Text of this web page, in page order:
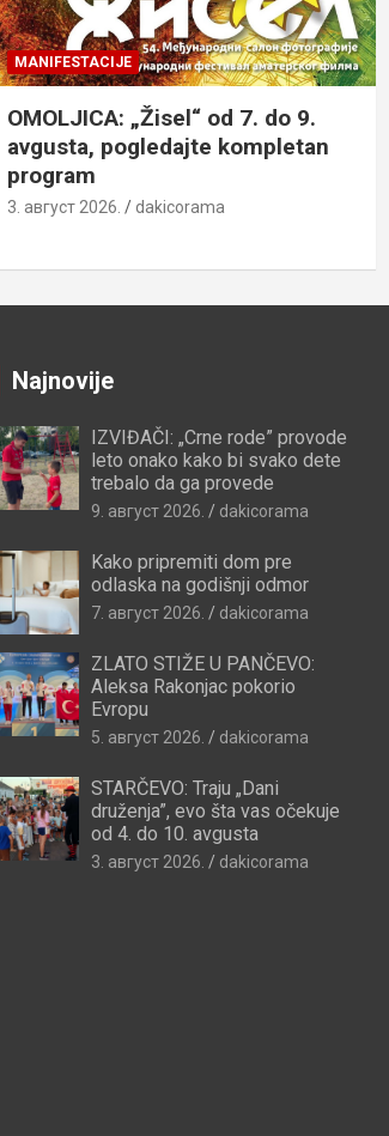
MANIFESTACIJE
OMOLJICA: „Žisel“ od 7. do 9.
avgusta, pogledajte kompletan
program
3. август 2026. dakicorama
Najnovije
IZVIĐAČI: „Crne rode” provode
leto onako kako bi svako dete
trebalo da ga provede
9. август 2026. dakicorama
Kako pripremiti dom pre
odlaska na godišnji odmor
7. август 2026. dakicorama
ZLATO STIŽE U PANČEVO:
Aleksa Rakonjac pokorio
Evropu
5. август 2026. dakicorama
STARČEVO: Traju „Dani
druženja”, evo šta vas očekuje
od 4. do 10. avgusta
3. август 2026. dakicorama